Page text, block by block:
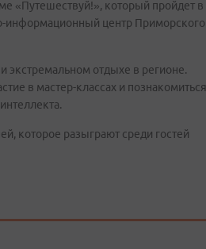
«Путешествуй!», который пройдет в
информационный центр Приморского
экстремальном отдыхе в регионе.
в мастер-классах и познакомиться
которое разыграют среди гостей